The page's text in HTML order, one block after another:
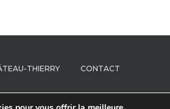
THIERRY CONTACT